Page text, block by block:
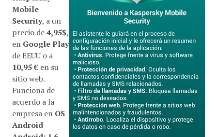
Mobile
Security, a un
precio de4,95$,
en Google Play
de EEUU o a
10,95 € en su
sitio web.
Funciona de
acuerdo a la
empresa en OS
Android